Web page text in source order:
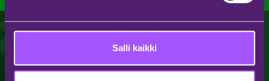
Salli kaikki